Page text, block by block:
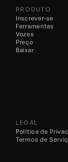
PRODUTO
Inscrever-se
Ferramentas
Vozes
Preço
Baixar
LEGAL
Política de
Termos de